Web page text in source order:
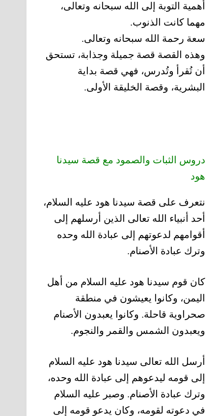
أهمية التوبة إلى الله سبحانه وتعالى،
مهما كانت الذنوب.
سعة رحمة الله سبحانه وتعالى.
وهذه القصة قصة جميلة وجذابة، تستحق
أن تُقرأ وتُدرس، فهي قصة بداية
البشرية، وقصة الخليقة الأولى.
دروس الثبات والصمود مع قصة سيدنا
هود
نتعرف على قصة سيدنا هود عليه السلام،
أحد أنبياء الله تعالى الذين أرسلهم إلى
أقوامهم لدعوتهم إلى عبادة الله وحده
وترك عبادة الأصنام.
كان قوم سيدنا هود عليه السلام من أهل
اليمن، وكانوا يعيشون في منطقة
صحراوية قاحلة. وكانوا يعبدون الأصنام
ويعبدون الشمس والقمر والنجوم.
أرسل الله تعالى سيدنا هود عليه السلام
إلى قومه ليدعوهم إلى عبادة الله وحده،
وترك عبادة الأصنام. وصبر عليه السلام
في دعوته لقومه، وكان يدعو قومه إلى